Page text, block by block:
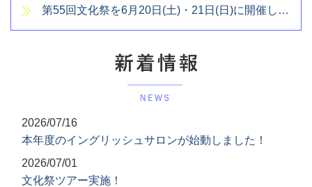
第55回文化祭を6月20日(土)・21日(日)に開催します
2026/07/16
本年度のイングリッシュサロンが始動しました！
2026/07/01
文化祭ツアー実施！